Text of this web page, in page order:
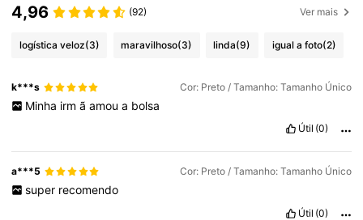
4,96 (92) Ver mais
logística veloz(3) maravilhoso(3) linda(9) igual a foto(2)
k***s Cor: Preto / Tamanho: Tamanho Único
Minha irm ã amou a bolsa
Útil (0)
a***5 Cor: Preto / Tamanho: Tamanho Único
super recomendo
Útil (0)